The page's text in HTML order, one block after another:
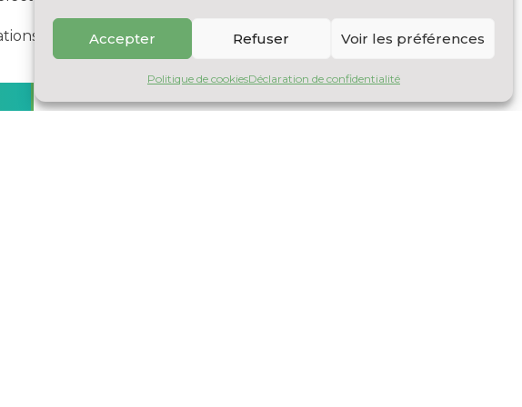
Accepter Refuser Voir les préférences
Politique de cookiesDéclaration de confidentialité